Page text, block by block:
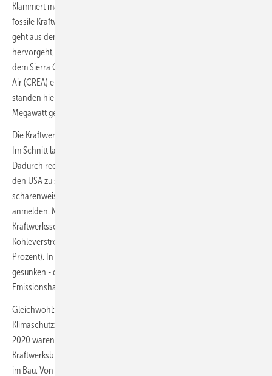
Klammert man China einmal aus, wurden im Jahr 2019 weltweit mehr
fossile Kraftwerkskapazitäten stillgelegt als in Auftrag gegeben. Das
geht aus dem
hervorgeht, der in Zusammenarbeit mit Greenpeace International,
dem Sierra Club und dem Centre for Research on Energy and Clean
Air (CREA) entstanden ist. 27.200 Megawatt an Abschaltungen
standen hier neuen Kohlekraftwerk Aufträgen in Höhe von 24.500
Megawatt gegenüber.
Die Kraftwerke neigen immer stärker dazu, nicht ausgelastet zu sein.
Im Schnitt laufen alle Kohlekraftwerke weltweit nur 51 Prozent der Zeit.
Dadurch rechnet sich Kohle immer weniger, was am deutlichsten in
den USA zu sehen ist, wo Kraftwerksbetreiber ihre Anlagen
scharenweise abschalten und viel obendrein gleich Insolvenz
anmelden. Mit 16.500 Megawatt entfielen fast 50 Prozent der
Kraftwerksschließungen auf die USA, während dort die
Kohleverstromung um 16 Prozent sank (weltweit waren es drei
Prozent). In der EU ist die Kohleverstromung 2019 um 24 Prozent
gesunken - der Grund lag hier in höheren CO2-Preisen im
Emissionshandel.
Gleichwohl: ein Abschied von der Kohle, wie er für die
Klimaschutzziele erforderlich wäre, ist noch nicht in Sicht. Im Januar
2020 waren laut
Kraftwerksblöcke in Planung oder im Genehmigungsprozess und 385
im Bau. Von den 2.045 Gigawatt (GW) an weltweit laufender